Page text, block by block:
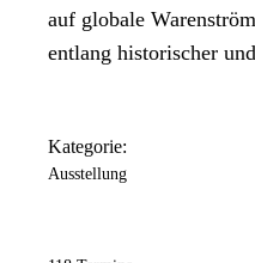
auf globale
entlang historischer
Kategorie:
Ausstellung